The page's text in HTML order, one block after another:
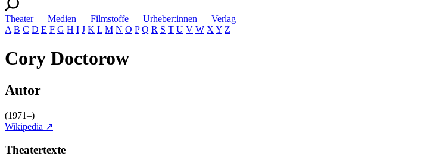
Theater Medien Filmstoffe Urheber:innen
Verlag
A B C D E F G H I J K L M N O P Q R S T U V W X Y Z
Cory Doctorow
Autor
(1971–)
Wikipedia ↗
Theatertexte